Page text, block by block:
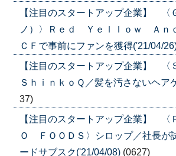
【注目のスタートアップ企業】 〈
ノ）〉Ｒｅｄ Ｙｅｌｌｏｗ Ａｎ
ＣＦで事前にファンを獲得('21/04/
【注目のスタートアップ企業】 〈
ＳｈｉｎｋｏＱ／髪を汚さないヘア
37)
【注目のスタートアップ企業】 〈
Ｏ ＦＯＯＤＳ〉シロップ／社長が
ードサブスク('21/04/08) (0627)